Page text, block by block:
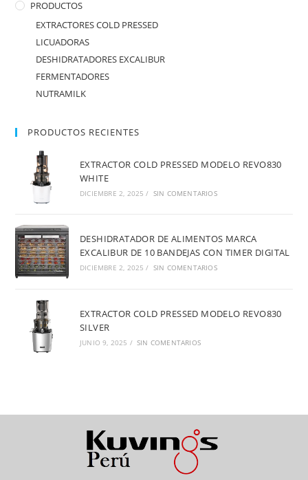
PRODUCTOS
EXTRACTORES COLD PRESSED
LICUADORAS
DESHIDRATADORES EXCALIBUR
FERMENTADORES
NUTRAMILK
PRODUCTOS RECIENTES
EXTRACTOR COLD PRESSED MODELO REVO830
WHITE
DICIEMBRE 2, 2025 / SIN COMENTARIOS
DESHIDRATADOR DE ALIMENTOS MARCA
EXCALIBUR DE 10 BANDEJAS CON TIMER DIGITAL
DICIEMBRE 2, 2025 / SIN COMENTARIOS
EXTRACTOR COLD PRESSED MODELO REVO830
SILVER
JUNIO 9, 2025 / SIN COMENTARIOS